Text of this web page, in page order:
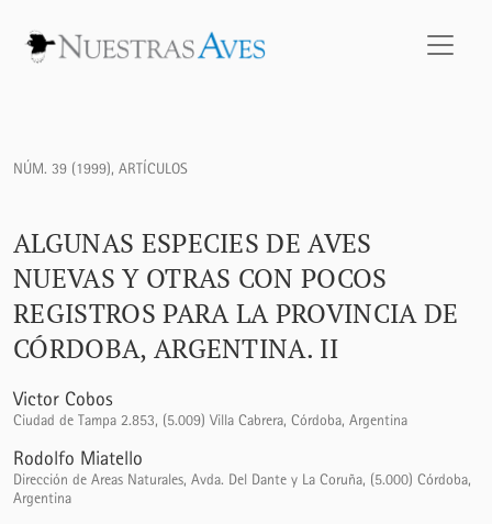
NÚM. 39 (1999), ARTÍCULOS
ALGUNAS ESPECIES DE AVES
NUEVAS Y OTRAS CON POCOS
REGISTROS PARA LA PROVINCIA DE
CÓRDOBA, ARGENTINA. II
Victor Cobos
Ciudad de Tampa 2.853, (5.009) Villa Cabrera, Córdoba, Argentina
Rodolfo Miatello
Dirección de Areas Naturales, Avda. Del Dante y La Coruña, (5.000) Córdoba,
Argentina